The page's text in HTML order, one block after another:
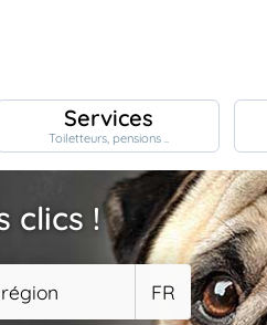
Services
Toiletteurs, pensions ..
clics !
FR